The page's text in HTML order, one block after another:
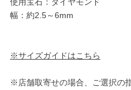
幅：約2.5～6mm
※サイズガイドはこちら
※店舗取寄せの場合、ご選択の